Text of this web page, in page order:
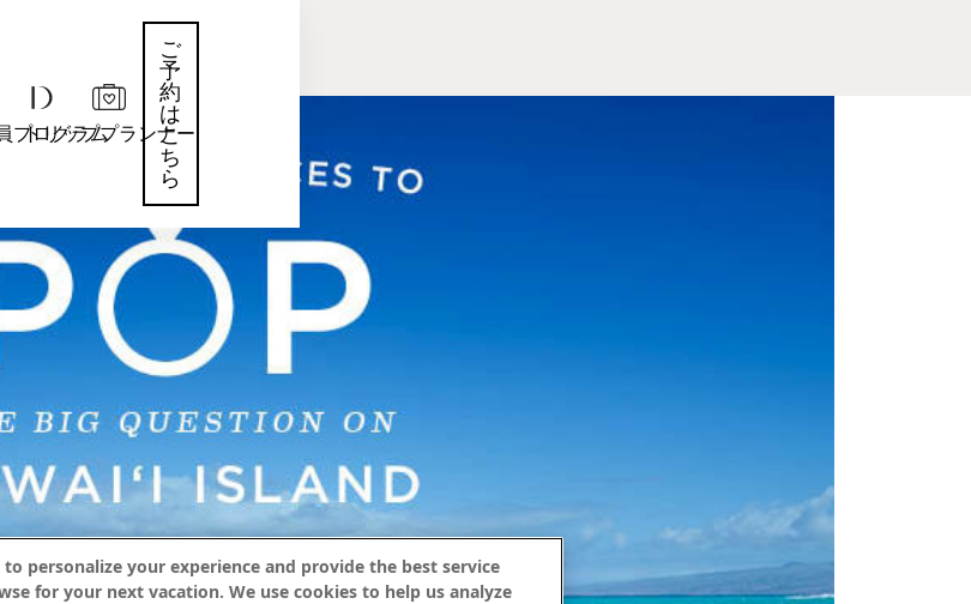
プログラム
トリッププランナー
ご
予
約
は
こ
ち
ら
to personalize your experience and provide the best service
for your next vacation. We use cookies to help us analyze